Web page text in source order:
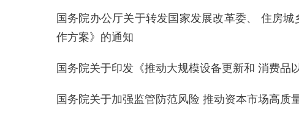
国务院办公厅关于转发国家发展改革委、 住房
作方案》的通知
国务院关于印发《推动大规模设备更新和 消费品
国务院关于加强监管防范风险 推动资本市场高质